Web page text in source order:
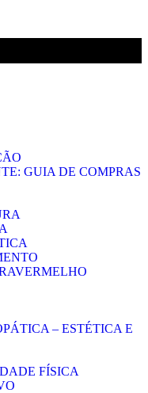
GUIA DE COMPRAS
– ESTÉTICA E
FÍSICA